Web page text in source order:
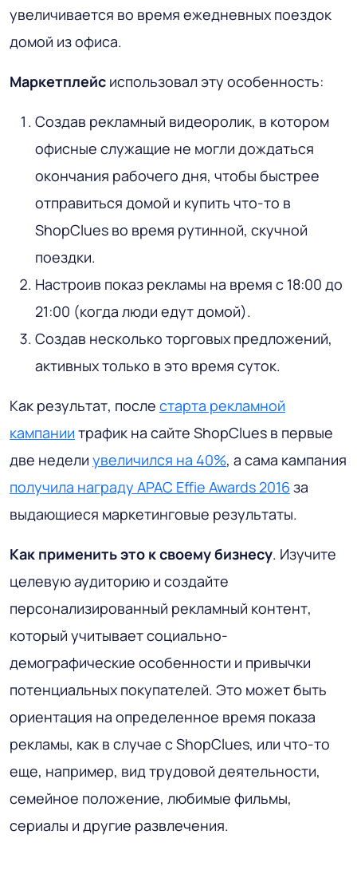
увеличивается во время ежедневных поездок
домой из офиса.
Маркетплейс использовал эту особенность:
Создав рекламный видеоролик, в котором
офисные служащие не могли дождаться
окончания рабочего дня, чтобы быстрее
отправиться домой и купить что-то в
ShopClues во время рутинной, скучной
поездки.
Настроив показ рекламы на время с 18:00 до
21:00 (когда люди едут домой).
Создав несколько торговых предложений,
активных только в это время суток.
Как результат, после старта рекламной
кампании трафик на сайте ShopClues в первые
две недели увеличился на 40%, а сама кампания
получила награду APAC Effie Awards 2016 за
выдающиеся маркетинговые результаты.
Как применить это к своему бизнесу. Изучите
целевую аудиторию и создайте
персонализированный рекламный контент,
который учитывает социально-
демографические особенности и привычки
потенциальных покупателей. Это может быть
ориентация на определенное время показа
рекламы, как в случае с ShopClues, или что-то
еще, например, вид трудовой деятельности,
семейное положение, любимые фильмы,
сериалы и другие развлечения.